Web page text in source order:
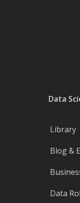
Data
Library
Blog &
Data